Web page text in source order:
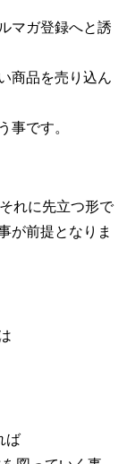
マガ登録へと誘
商品を売り込ん
事です。
れに先立つ形で
が前提となりま
ば